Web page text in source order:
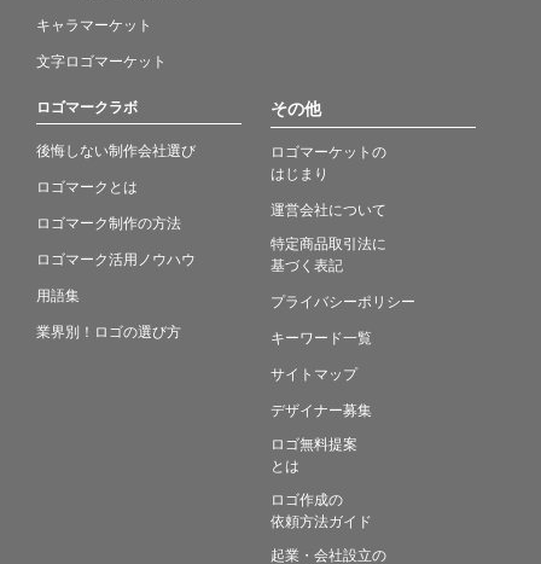
キャラマーケット
文字ロゴマーケット
ロゴマークラボ
後悔しない制作会社選び
ロゴマークとは
ロゴマーク制作の方法
ロゴマーク活用ノウハウ
用語集
業界別！ロゴの選び方
その他
ロゴマーケットの
はじまり
運営会社について
特定商品取引法に
基づく表記
プライバシーポリシー
キーワード一覧
サイトマップ
デザイナー募集
ロゴ無料提案
とは
ロゴ作成の
依頼方法ガイド
起業・会社設立の